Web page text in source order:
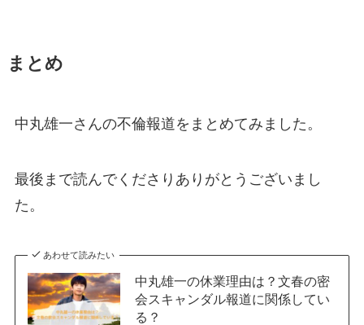
まとめ
中丸雄一さんの不倫報道をまとめてみました。
最後まで読んでくださりありがとうございまし
た。
あわせて読みたい
中丸雄一の休業理由は？文春の密
会スキャンダル報道に関係してい
る？